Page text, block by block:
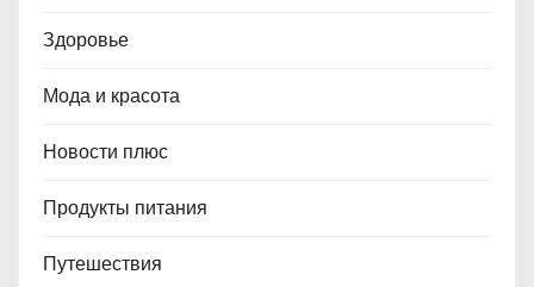
Здоровье
Мода и красота
Новости плюс
Продукты питания
Путешествия